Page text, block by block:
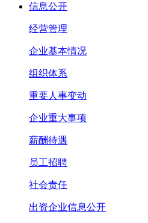
信息公开
经营管理
企业基本情况
组织体系
重要人事变动
企业重大事项
薪酬待遇
员工招聘
社会责任
出资企业信息公开